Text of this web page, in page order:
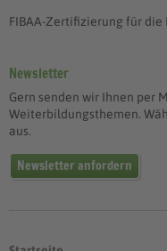
FIBAA-Zertifizierung für die
Newsletter
Gern senden wir Ihnen per
Weiterbildungsthemen.
aus.
Newsletter anfordern